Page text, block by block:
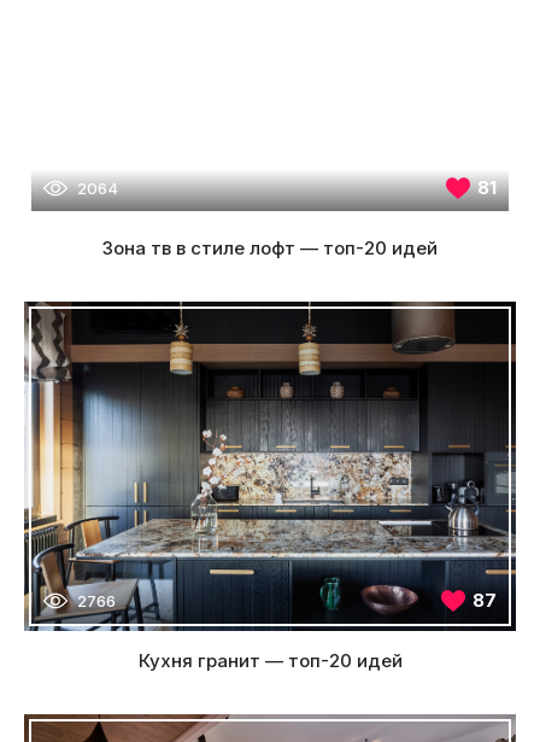
2064 81
Зона тв в стиле лофт — топ-20 идей
2766 87
Кухня гранит — топ-20 идей